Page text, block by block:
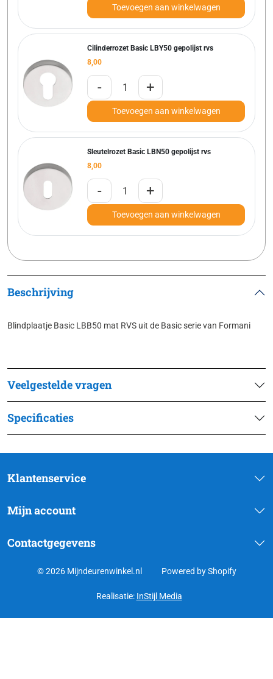
Toevoegen aan winkelwagen
Cilinderrozet Basic LBY50 gepolijst rvs
8,00
- +
Toevoegen aan winkelwagen
Sleutelrozet Basic LBN50 gepolijst rvs
8,00
- +
Toevoegen aan winkelwagen
Beschrijving
Blindplaatje Basic LBB50 mat RVS uit de Basic serie van Formani
Veelgestelde vragen
Specificaties
Klantenservice
Mijn account
Contactgegevens
© 2026 Mijndeurenwinkel.nl Powered by Shopify
Realisatie: InStijl Media